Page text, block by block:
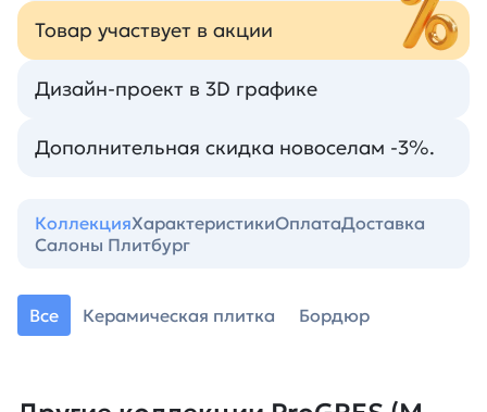
Товар участвует в акции
Дизайн-проект в 3D графике
Дополнительная скидка новоселам -3%.
КоллекцияХарактеристикиОплатаДоставка
Салоны Плитбург
Все Керамическая плитка Бордюр